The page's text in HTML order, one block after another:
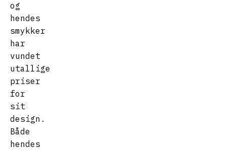
og
hendes
smykker
har
vundet
utallige
priser
for
sit
design.
Både
hendes